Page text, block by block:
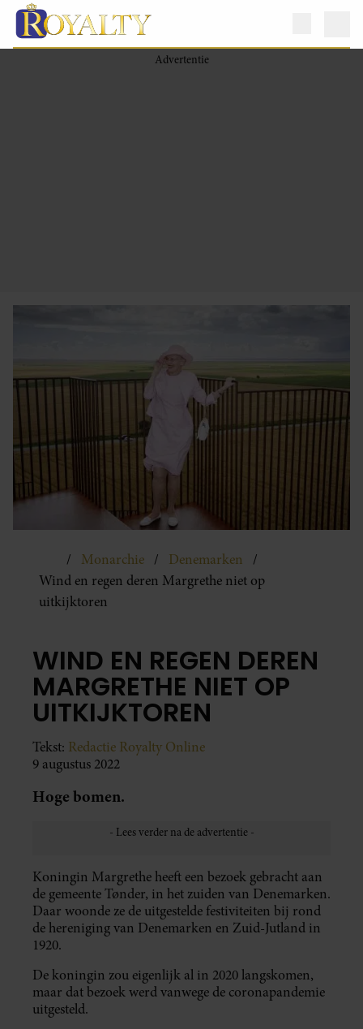
Monarchie
Denemarken
Wind en regen deren Margrethe niet op
uitkijktoren
WIND EN REGEN DEREN
MARGRETHE NIET OP
UITKIJKTOREN
Tekst: Redactie Royalty Online
9 augustus 2022
Hoge bomen.
Koningin Margrethe heeft een bezoek gebracht aan
de gemeente Tønder, in het zuiden van Denemarken.
Daar woonde ze de uitgestelde festiviteiten bij rond
de hereniging van Denemarken en Zuid-Jutland in
1920.
De koningin zou eigenlijk al in 2020 langskomen,
maar dat bezoek werd vanwege de coronapandemie
uitgesteld.